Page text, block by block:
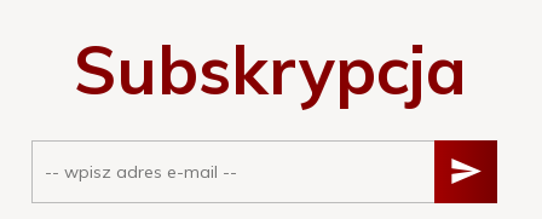
Subskrypcja